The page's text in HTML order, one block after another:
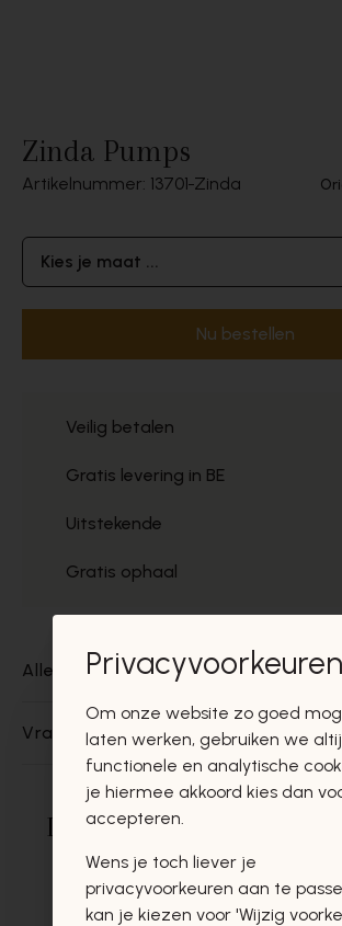
Zinda Pumps
Artikelnummer: 13701 Zinda
Kies je maat ...
Nu bestellen
Veilig betalen
Gratis levering in BE
Uitstekende
Gratis ophaal
Alles over dit product
Vragen over dit product?
Deze producten zullen
vast ook
Privacyvoorkeuren
Om onze website zo goed
laten werken, gebruiken we
functionele en analytische
je hiermee akkoord kies dan
accepteren.
Wens je toch liever je
privacyvoorkeuren aan te
kan je kiezen voor 'Wijzig